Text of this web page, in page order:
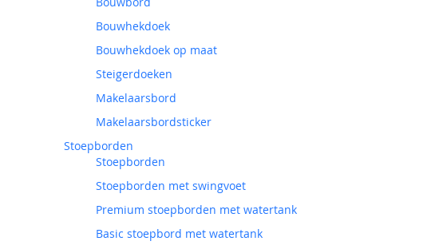
Bouwhekdoek
Bouwhekdoek op maat
Steigerdoeken
Makelaarsbord
Makelaarsbordsticker
Stoepborden
Stoepborden
Stoepborden met swingvoet
Premium stoepborden met watertank
Basic stoepbord met watertank